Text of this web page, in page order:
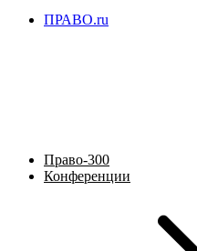
ПРАВО.ru
Право-300
Конференции